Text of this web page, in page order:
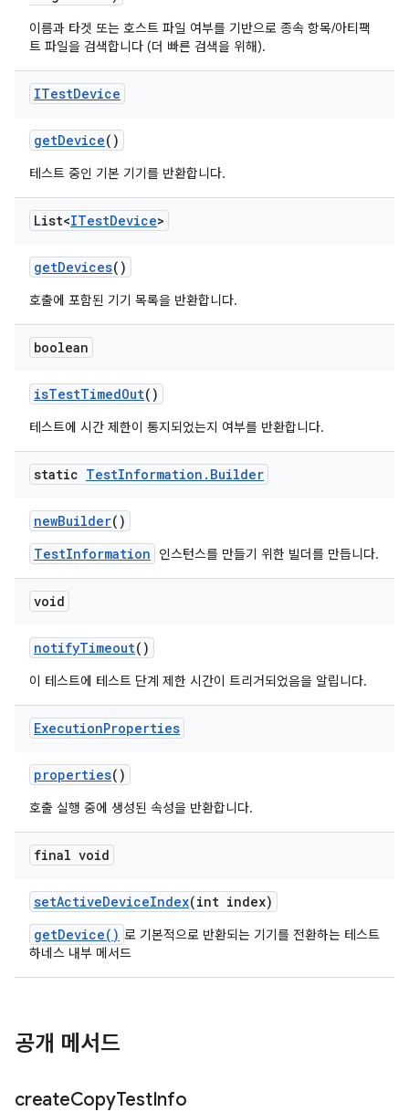
이름과 타겟 또는 호스트 파일 여부를 기반으로 종속 항목/아티팩
트 파일을 검색합니다 (더 빠른 검색을 위해).
ITestDevice
getDevice()
테스트 중인 기본 기기를 반환합니다.
List<ITestDevice>
getDevices()
호출에 포함된 기기 목록을 반환합니다.
boolean
isTestTimedOut()
테스트에 시간 제한이 통지되었는지 여부를 반환합니다.
static TestInformation . Builder
newBuilder()
TestInformation
인스턴스를 만들기 위한 빌더를 만듭니다.
void
notifyTimeout()
이 테스트에 테스트 단계 제한 시간이 트리거되었음을 알립니다.
ExecutionProperties
properties()
호출 실행 중에 생성된 속성을 반환합니다.
final void
setActiveDeviceIndex(int index)
getDevice() 로 기본적으로 반환되는 기기를 전환하는 테스트
하네스 내부 메서드
공개 메서드
createCopyTestInfo